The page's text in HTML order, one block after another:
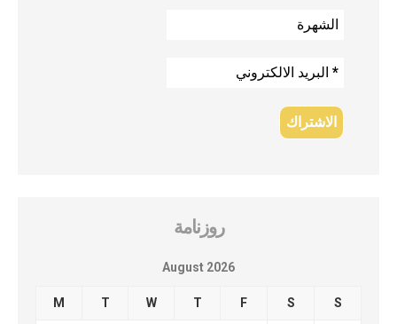
روزنامة
August 2026
M T W T F S S